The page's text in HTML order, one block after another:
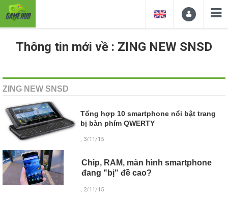
Thông tin mới về : ZING NEW SNSD
ZING NEW SNSD
Tổng hợp 10 smartphone nổi bật trang
bị bàn phím QWERTY
, 3/11/15
Chip, RAM, màn hình smartphone
đang "bị" đề cao?
, 2/11/15